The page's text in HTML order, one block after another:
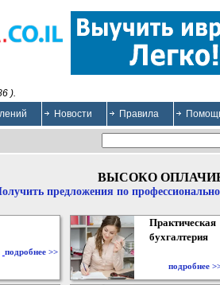
).
Новости Правила
ВЫСОКО
предложения по
подробнее >>
Практическая
бухгалтерия
подробнее